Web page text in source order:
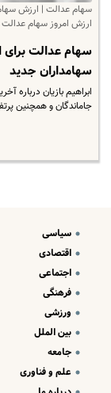
سهام عدالت | ارزش
ارزش امروز سهام عدالت
سهامداران جدید
ابراهیم بازیان
جاماندگان و همچنین
سیاسی
اقتصادی
اجتماعی
فرهنگی
ورزشی
بین الملل
جامعه
علم و فناوری